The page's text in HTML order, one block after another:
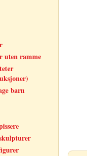
uten ramme
barn